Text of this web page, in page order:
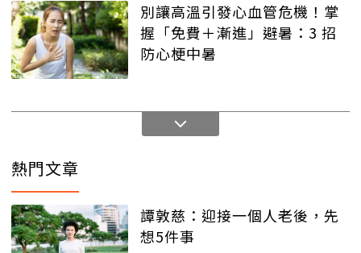
別讓高溫引發心血管危機！掌
握「免費＋漸進」避暑：3 招
防心梗中暑
熱門文章
譚敦慈：迎接一個人老後，先
想5件事